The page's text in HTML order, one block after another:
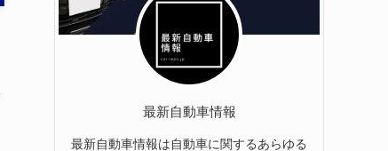
最新自動車情報
最新自動車情報は自動車に関するあらゆる